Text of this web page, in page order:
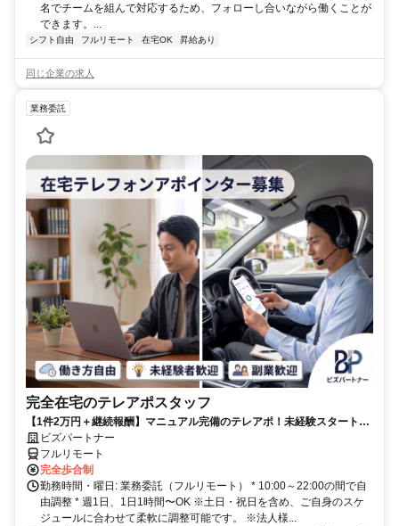
名でチームを組んで対応するため、フォローし合いながら働くことが
できます。...
シフト自由 フルリモート 在宅OK 昇給あり
同じ企業の求人
業務委託
完全在宅のテレアポスタッフ
【1件2万円＋継続報酬】マニュアル完備のテレアポ！未経験スタートの
副業スタッフ活躍中／丁寧なフォロー体制あり
ビズパートナー
フルリモート
完全歩合制
勤務時間・曜日: 業務委託（フルリモート） * 10:00～22:00の間で自
由調整 * 週1日、1日1時間〜OK ※土日・祝日を含め、ご自身のスケ
ジュールに合わせて柔軟に調整可能です。 ※法人様...